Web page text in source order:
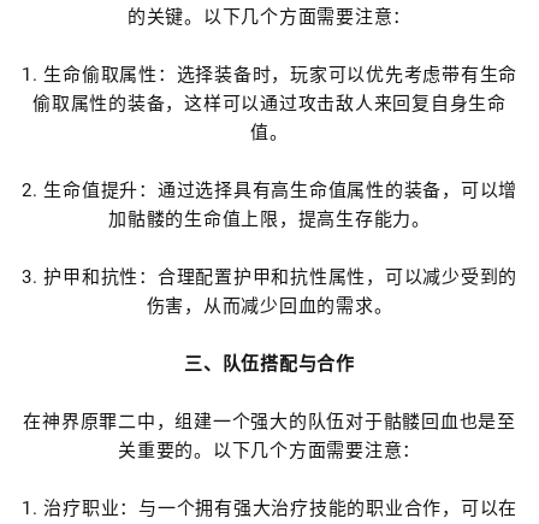
的关键。以下几个方面需要注意：
1. 生命偷取属性：选择装备时，玩家可以优先考虑带有生命
偷取属性的装备，这样可以通过攻击敌人来回复自身生命
值。
2. 生命值提升：通过选择具有高生命值属性的装备，可以增
加骷髅的生命值上限，提高生存能力。
3. 护甲和抗性：合理配置护甲和抗性属性，可以减少受到的
伤害，从而减少回血的需求。
三、队伍搭配与合作
在神界原罪二中，组建一个强大的队伍对于骷髅回血也是至
关重要的。以下几个方面需要注意：
1. 治疗职业：与一个拥有强大治疗技能的职业合作，可以在